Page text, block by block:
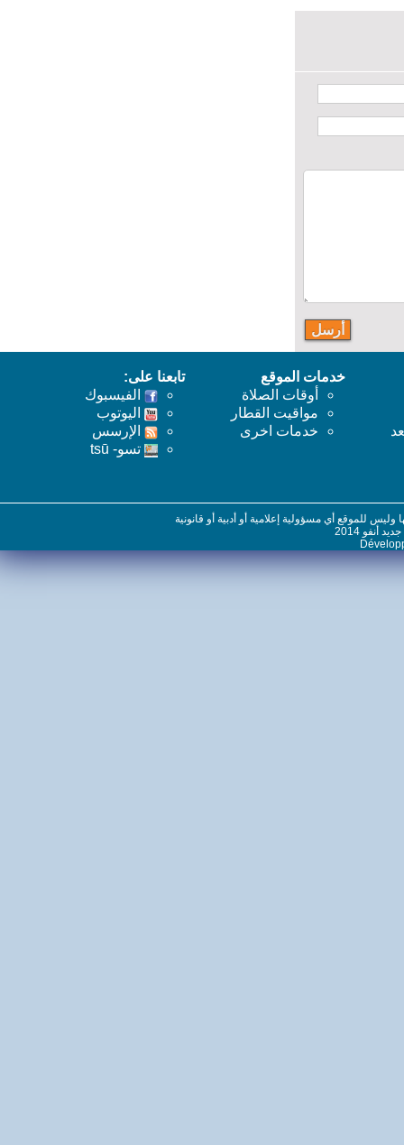
خدمات الموقع
أوقات الصلاة
مواقيت القطار
خدمات اخرى
تابعنا على:
الفيسبوك
اليوتوب
اﻹرسس
تسو- tsū
للموقع أي مسؤولية إعلامية أو أدبية أو قانونية
2014